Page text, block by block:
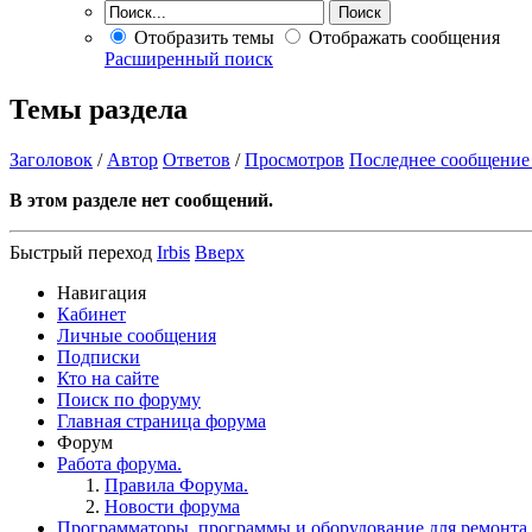
Отобразить темы
Отображать сообщения
Расширенный поиск
Темы раздела
Заголовок / Автор Ответов /Просмотров Последнее сообщение
В этом разделе нет сообщений.
Быстрый переход Irbis Вверх
Навигация
Кабинет
Личные сообщения
Подписки
Кто на сайте
Поиск по форуму
Главная страница форума
Форум
Работа форума.
Правила Форума.
Новости форума
Программаторы, программы и оборудование для ремонта.